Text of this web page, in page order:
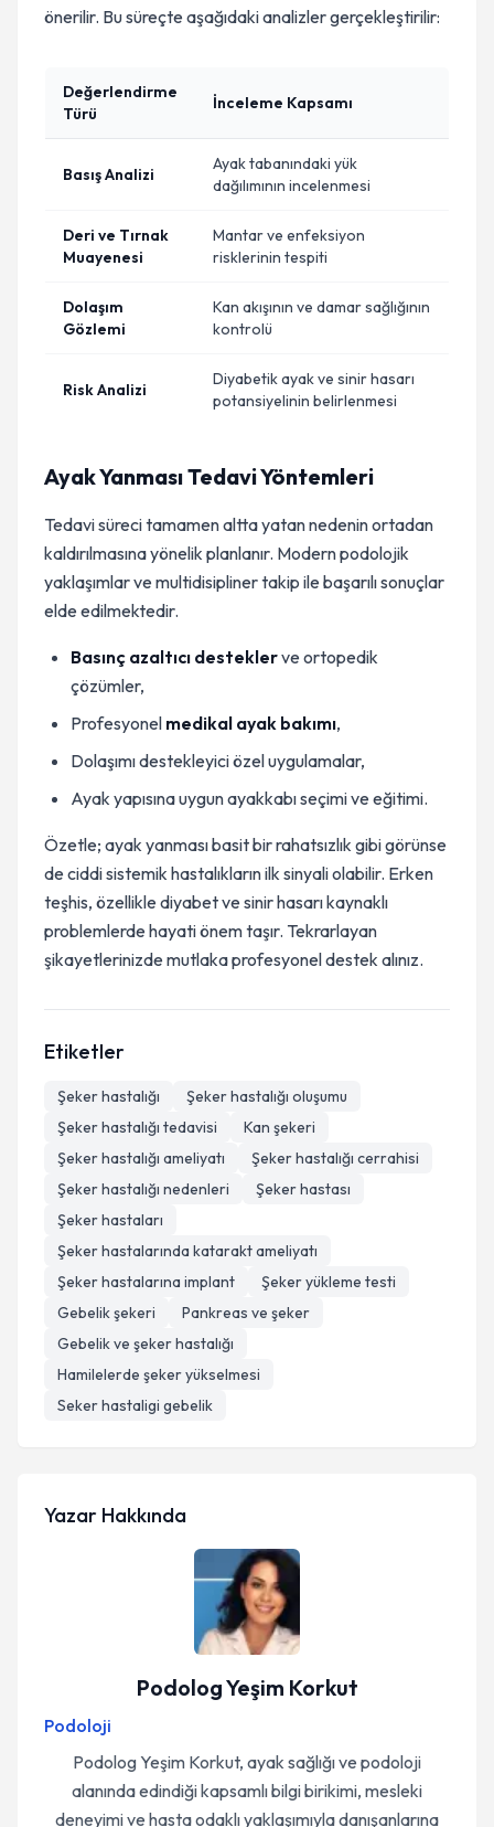
önerilir. Bu süreçte aşağıdaki analizler gerçekleştirilir:
Değerlendirme
Türü
İnceleme Kapsamı
Basış Analizi
Ayak tabanındaki yük
dağılımının incelenmesi
Deri ve Tırnak
Muayenesi
Mantar ve enfeksiyon
risklerinin tespiti
Dolaşım
Gözlemi
Kan akışının ve damar sağlığının
kontrolü
Risk Analizi
Diyabetik ayak ve sinir hasarı
potansiyelinin belirlenmesi
Ayak Yanması Tedavi Yöntemleri
Tedavi süreci tamamen altta yatan nedenin ortadan
kaldırılmasına yönelik planlanır. Modern podolojik
yaklaşımlar ve multidisipliner takip ile başarılı sonuçlar
elde edilmektedir.
Basınç azaltıcı desteklerve ortopedik
çözümler,
Profesyonel medikal ayak bakımı,
Dolaşımı destekleyici özel uygulamalar,
Ayak yapısına uygun ayakkabı seçimi ve eğitimi.
Özetle; ayak yanması basit bir rahatsızlık gibi görünse
de ciddi sistemik hastalıkların ilk sinyali olabilir. Erken
teşhis, özellikle diyabet ve sinir hasarı kaynaklı
problemlerde hayati önem taşır. Tekrarlayan
şikayetlerinizde mutlaka profesyonel destek alınız.
Etiketler
Şeker hastalığı
Şeker hastalığı oluşumu
Şeker hastalığı tedavisi
Kan şekeri
Şeker hastalığı ameliyatı
Şeker hastalığı cerrahisi
Şeker hastalığı nedenleri
Şeker hastası
Şeker hastaları
Şeker hastalarında katarakt ameliyatı
Şeker hastalarına implant
Şeker yükleme testi
Gebelik şekeri
Pankreas ve şeker
Gebelik ve şeker hastalığı
Hamilelerde şeker yükselmesi
Seker hastaligi gebelik
Yazar Hakkında
Podolog Yeşim Korkut
Podoloji
Podolog Yeşim Korkut, ayak sağlığı ve podoloji
alanında edindiği kapsamlı bilgi birikimi, mesleki
deneyimi ve hasta odaklı yaklaşımıyla danışanlarına